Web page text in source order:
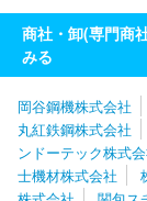
商社・卸(専門商
みる
岡谷鋼機株式会社
丸紅鉄鋼株式会社
ンドーテック株式
士機材株式会社